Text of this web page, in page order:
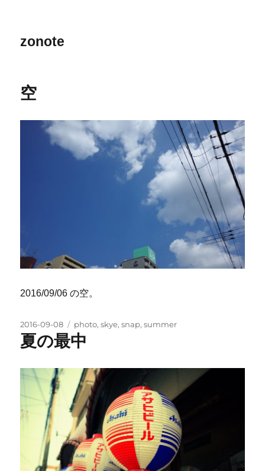
zonote
空
2016/09/06 の空。
投
稿
日:
2016-09-08
タ
グ
photo,skye,snap,summer
夏の最中